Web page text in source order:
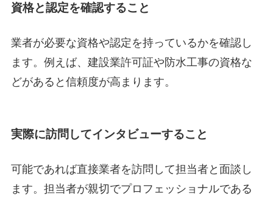
資格と認定を確認すること
業者が必要な資格や認定を持っているかを確認し
ます。例えば、建設業許可証や防水工事の資格な
どがあると信頼度が高まります。
実際に訪問してインタビューすること
可能であれば直接業者を訪問して担当者と面談し
ます。担当者が親切でプロフェッショナルである